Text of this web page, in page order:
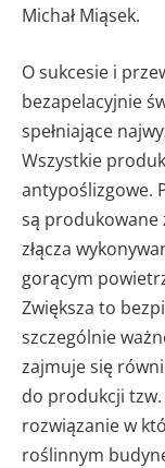
Michał Miąsek.
O sukcesie i
bezapelacyjnie
spełniające
Wszystkie
antypoślizgowe.
są produkowane
złącza
gorącym
Zwiększa to
szczególnie
zajmuje się
do produkcji
rozwiązanie w
roślinnym